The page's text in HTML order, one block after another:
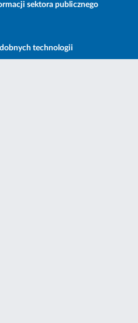
sektora publicznego
technologii